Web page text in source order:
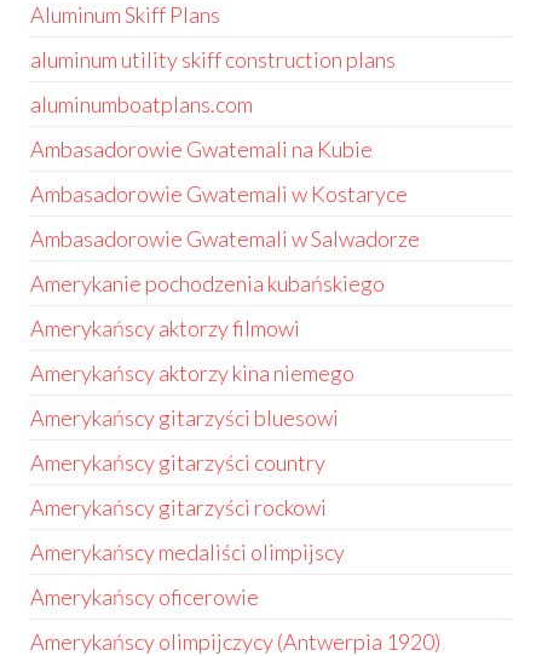
Aluminum Skiff Plans
aluminum utility skiff construction plans
aluminumboatplans.com
Ambasadorowie Gwatemali na Kubie
Ambasadorowie Gwatemali w Kostaryce
Ambasadorowie Gwatemali w Salwadorze
Amerykanie pochodzenia kubańskiego
Amerykańscy aktorzy filmowi
Amerykańscy aktorzy kina niemego
Amerykańscy gitarzyści bluesowi
Amerykańscy gitarzyści country
Amerykańscy gitarzyści rockowi
Amerykańscy medaliści olimpijscy
Amerykańscy oficerowie
Amerykańscy olimpijczycy (Antwerpia 1920)